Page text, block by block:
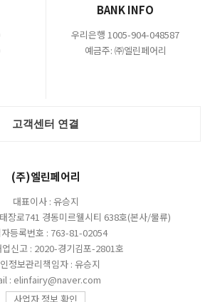
BANK INFO
우리은행 1005-904-048587
예금주: ㈜엘린페어리
고객센터 연결
(주)엘린페어리
대표이사 : 유승지
장로741 경동미르웰시티 638호(본사/물류)
등록번호 : 763-81-02054
신고 : 2020-경기김포-2801호
정보관리책임자 : 유승지
: elinfairy@naver.com
사업자 정보 확인